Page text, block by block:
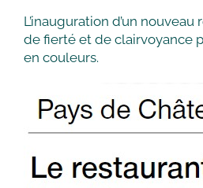
L’inauguration d’un
de fierté et de clairvoyance
en couleurs.